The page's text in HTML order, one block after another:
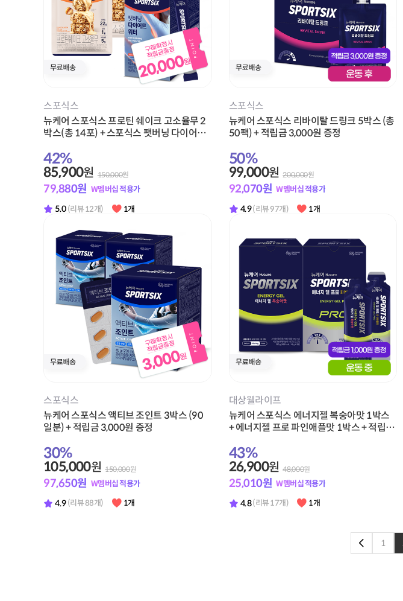
스포식스
뉴케어 스포식스 프로틴 쉐이크 고소율무 2
박스(총 14포) + 스포식스 팻버닝 다이어트
정
42%
85,900원 150,000원
79,880원 W멤버십 적용가
5.0 (리뷰 12개) 1개
스포식스
뉴케어 스포식스 리바이탈 드링크 5박스 (총
50팩) + 적립금 3,000원 증정
50%
99,000원 200,000원
92,070원 W멤버십 적용가
4.9(리뷰 97개) 1개
스포식스
뉴케어 스포식스 액티브 조인트 3박스 (90
일분) + 적립금 3,000원 증정
30%
105,000원 150,000원
97,650원 W멤버십 적용가
4.9 (리뷰 88개) 1개
대상웰라이프
뉴케어 스포식스 에너지젤 복숭아맛 1박스
+ 에너지젤 프로 파인애플맛 1박스 + 적립금
43%
26,900원 48,000원
25,010원 W멤버십 적용가
4.8(리뷰 17개) 1개
이전페이지
1